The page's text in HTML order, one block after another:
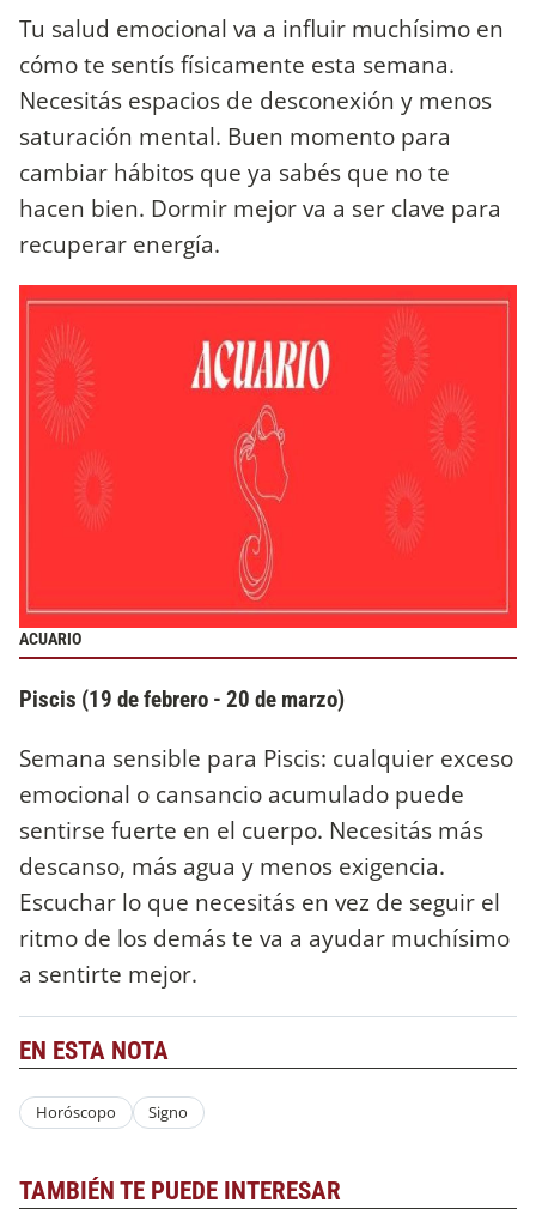
Tu salud emocional va a influir muchísimo en
cómo te sentís físicamente esta semana.
Necesitás espacios de desconexión y menos
saturación mental. Buen momento para
cambiar hábitos que ya sabés que no te
hacen bien. Dormir mejor va a ser clave para
recuperar energía.
ACUARIO
Piscis (19 de febrero - 20 de marzo)
Semana sensible para Piscis: cualquier exceso
emocional o cansancio acumulado puede
sentirse fuerte en el cuerpo. Necesitás más
descanso, más agua y menos exigencia.
Escuchar lo que necesitás en vez de seguir el
ritmo de los demás te va a ayudar muchísimo
a sentirte mejor.
EN ESTA NOTA
Horóscopo Signo
TAMBIÉN TE PUEDE INTERESAR